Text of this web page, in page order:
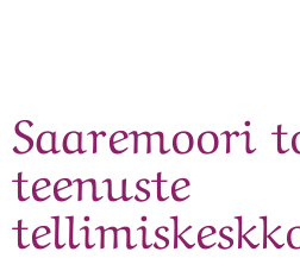
Saaremoori
teenuste